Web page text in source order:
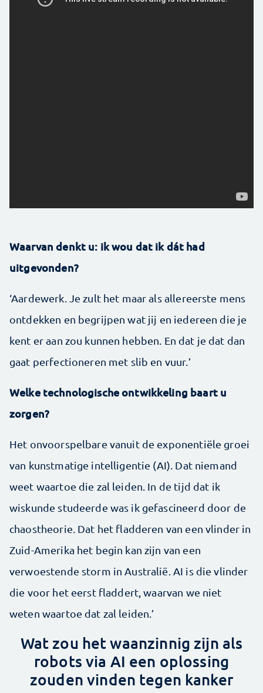
Waarvan denkt u: ik wou dat ik dát had
uitgevonden?
‘Aardewerk. Je zult het maar als allereerste mens
ontdekken en begrijpen wat jij en iedereen die je
kent er aan zou kunnen hebben. En dat je dat dan
gaat perfectioneren met slib en vuur.’
Welke technologische ontwikkeling baart u
zorgen?
Het onvoorspelbare vanuit de exponentiële groei
van kunstmatige intelligentie (AI). Dat niemand
weet waartoe die zal leiden. In de tijd dat ik
wiskunde studeerde was ik gefascineerd door de
chaostheorie. Dat het fladderen van een vlinder in
Zuid-Amerika het begin kan zijn van een
verwoestende storm in Australië. AI is die vlinder
die voor het eerst fladdert, waarvan we niet
weten waartoe dat zal leiden.’
Wat zou het waanzinnig zijn als
robots via AI een oplossing
zouden vinden tegen kanker